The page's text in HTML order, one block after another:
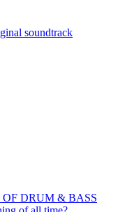
soundtrack
DRUM & BASS